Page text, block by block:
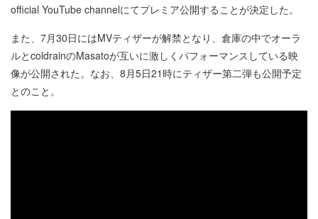
official YouTube channelにてプレミア公開することが決定した。
また、7月30日にはMVティザーが解禁となり、倉庫の中でオーラ
ルとcoldrainのMasatoが互いに激しくパフォーマンスしている映
像が公開された。なお、8月5日21時にティザー第二弾も公開予定
とのこと。